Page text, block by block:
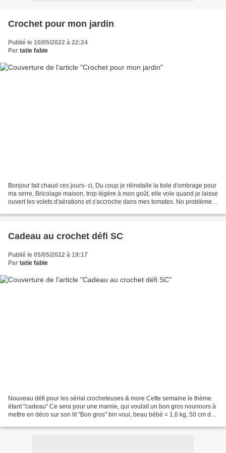
Crochet pour mon jardin
Publié le 10/05/2022 à 22:24
Par tatie fabie
Bonjour fait chaud ces jours- ci, Du coup je réinstalle la toile d'ombrage pour
ma serre, Bricolage maison, trop légère à mon goût, elle vole quand je laisse
ouvert les volets d'aérations et s'accroche dans mes tomates. No problème,
Cadeau au crochet défi SC
Publié le 05/05/2022 à 19:17
Par tatie fabie
Nouveau défi pour les sérial crocheteuses & more Cette semaine le thème
étant "cadeau" Ce sera pour une mamie, qui voulait un bon gros nounours à
mettre en déco sur son lit "Bon gros" bin voui, beau bébé = 1,6 kg, 50 cm de